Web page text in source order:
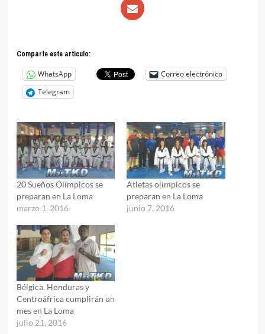
Comparte este articulo:
WhatsApp
Correo electrónico
Telegram
20 Sueños Olímpicos se
preparan en La Loma
marzo 1, 2016
Atletas olímpicos se
preparan en La Loma
junio 7, 2016
Bélgica, Honduras y
Centroáfrica cumplirán un
mes en La Loma
julio 21, 2016